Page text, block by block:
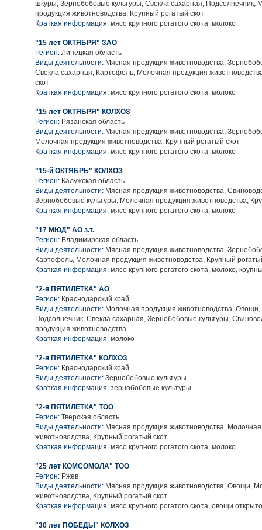
шкуры, Зернобобовые культуры, Свекла сахарная, Подсолнечник,
продукция животноводства, Крупный рогатый скот
Краткая информация: мясо крупного рогатого скота, молоко
"15 лет ОКТЯБРЯ" ЗАО
Регион: Липецкая область
Виды деятельности: Мясная продукция животноводства,
Свекла сахарная, Картофель, Молочная продукция
скот
Краткая информация: мясо крупного рогатого скота, молоко
"15 лет ОКТЯБРЯ" КОЛХОЗ
Регион: Рязанская область
Виды деятельности: Мясная продукция животноводства,
Молочная продукция животноводства, Крупный рогатый скот
Краткая информация: мясо крупного рогатого скота, молоко
"15-й ОКТЯБРЬ" КОЛХОЗ
Регион: Калужская область
Виды деятельности: Мясная продукция животноводства,
Зернобобовые культуры, Молочная продукция животноводства,
Краткая информация: мясо крупного рогатого скота, молоко
"17 МЮД" АО з.т.
Регион: Владимирская область
Виды деятельности: Мясная продукция животноводства,
Картофель, Молочная продукция животноводства, Крупный
Краткая информация: мясо крупного рогатого скота, молоко,
"2-я ПЯТИЛЕТКА" АО
Регион: Краснодарский край
Виды деятельности: Молочная продукция животноводства,
Подсолнечник, Свекла сахарная, Зернобобовые культуры,
продукция животноводства
Краткая информация: молоко
"2-я ПЯТИЛЕТКА" КОЛХОЗ
Регион: Краснодарский край
Виды деятельности: Зернобобовые культуры
Краткая информация: зернобобовые культуры
"2-я ПЯТИЛЕТКА" ТОО
Регион: Тверская область
Виды деятельности: Мясная продукция животноводства,
животноводства, Крупный рогатый скот
Краткая информация: мясо крупного рогатого скота, молоко
"25 лет КОМСОМОЛА" ТОО
Регион: Ржев
Виды деятельности: Мясная продукция животноводства, Овощи,
животноводства, Крупный рогатый скот
Краткая информация: мясо крупного рогатого скота, овощи
"30 лет ПОБЕДЫ" КОЛХОЗ